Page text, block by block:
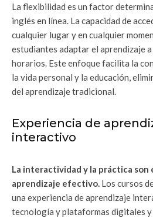
La flexibilidad es un factor
inglés en línea. La capacidad de
cualquier lugar y en cualquier
estudiantes adaptar el aprendizaje
horarios. Este enfoque facilita la
la vida personal y la educación,
del aprendizaje tradicional.
Experiencia de
interactivo
La interactividad y la práctica son
aprendizaje efectivo. Los cursos
una experiencia de aprendizaje
tecnología y plataformas digitales y